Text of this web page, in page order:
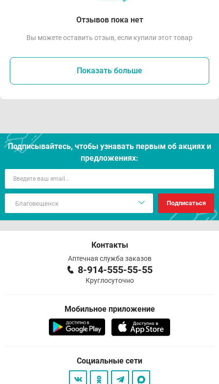
Отзывов пока нет
Вы можете оставить отзыв, если купили этот товар
Показать больше
Подписывайтесь, чтобы узнавать первым об акцияx и
предложениях:
Подписаться
Контакты
Аптечная служба заказов
8-914-555-55-55
Круглосуточно
Мобильное приложение
Социальные сети